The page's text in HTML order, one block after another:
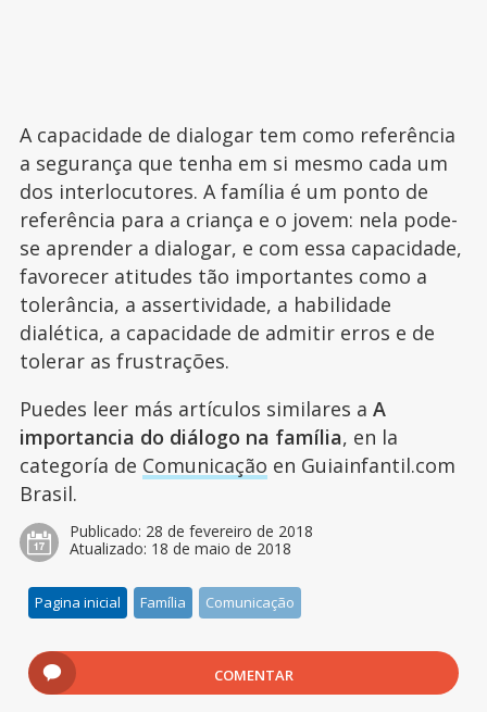
A capacidade de dialogar tem como referência
a segurança que tenha em si mesmo cada um
dos interlocutores. A família é um ponto de
referência para a criança e o jovem: nela pode-
se aprender a dialogar, e com essa capacidade,
favorecer atitudes tão importantes como a
tolerância, a assertividade, a habilidade
dialética, a capacidade de admitir erros e de
tolerar as frustrações.
Puedes leer más artículos similares a A
importancia do diálogo na família, en la
categoría de Comunicação en Guiainfantil.com
Brasil.
Publicado: 28 de fevereiro de 2018
Atualizado: 18 de maio de 2018
Pagina inicial Família Comunicação
COMENTAR